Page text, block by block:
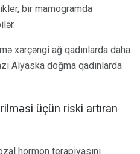
bir mamogramda
xərçəngi ağ qadınlarda daha
Alyaska doğma qadınlarda
üçün riski artıran
hormon terapiyasını